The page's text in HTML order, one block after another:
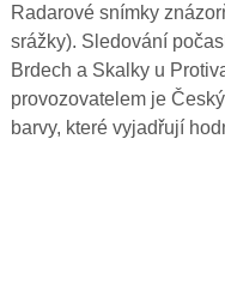
Radarové snímky
srážky). Sledování
Brdech a Skalky u
provozovatelem je
barvy, které vyjadřují